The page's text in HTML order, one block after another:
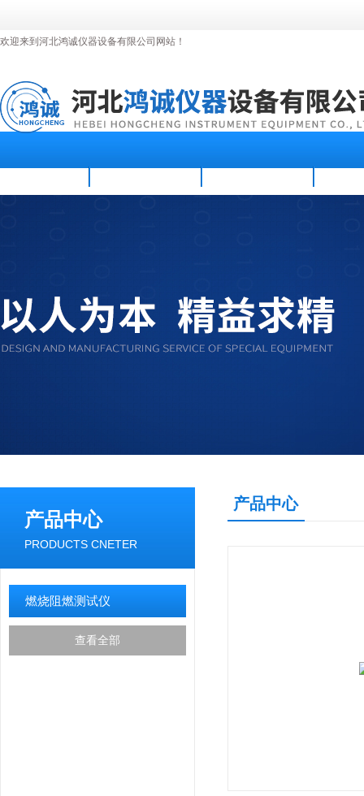
欢迎来到河北鸿诚仪器设备有限公司网站！
产品中心
PRODUCTS CNETER
燃烧阻燃测试仪
查看全部
产品中心